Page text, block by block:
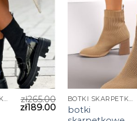
BOTKI SKARPETKOWE zł265.00
zł189.00
BOTKI SKARPETKOWE
botki